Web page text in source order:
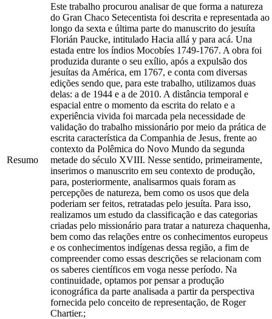
Resumo
Este trabalho procurou analisar de que forma a natureza
do Gran Chaco Setecentista foi descrita e representada ao
longo da sexta e última parte do manuscrito do jesuíta
Florián Paucke, intitulado Hacia allá y para acá. Una
estada entre los índios Mocobíes 1749-1767. A obra foi
produzida durante o seu exílio, após a expulsão dos
jesuítas da América, em 1767, e conta com diversas
edições sendo que, para este trabalho, utilizamos duas
delas: a de 1944 e a de 2010. A distância temporal e
espacial entre o momento da escrita do relato e a
experiência vivida foi marcada pela necessidade de
validação do trabalho missionário por meio da prática de
escrita característica da Companhia de Jesus, frente ao
contexto da Polêmica do Novo Mundo da segunda
metade do século XVIII. Nesse sentido, primeiramente,
inserimos o manuscrito em seu contexto de produção,
para, posteriormente, analisarmos quais foram as
percepções de natureza, bem como os usos que dela
poderiam ser feitos, retratadas pelo jesuíta. Para isso,
realizamos um estudo da classificação e das categorias
criadas pelo missionário para tratar a natureza chaquenha,
bem como das relações entre os conhecimentos europeus
e os conhecimentos indígenas dessa região, a fim de
compreender como essas descrições se relacionam com
os saberes científicos em voga nesse período. Na
continuidade, optamos por pensar a produção
iconográfica da parte analisada a partir da perspectiva
fornecida pelo conceito de representação, de Roger
Chartier.;